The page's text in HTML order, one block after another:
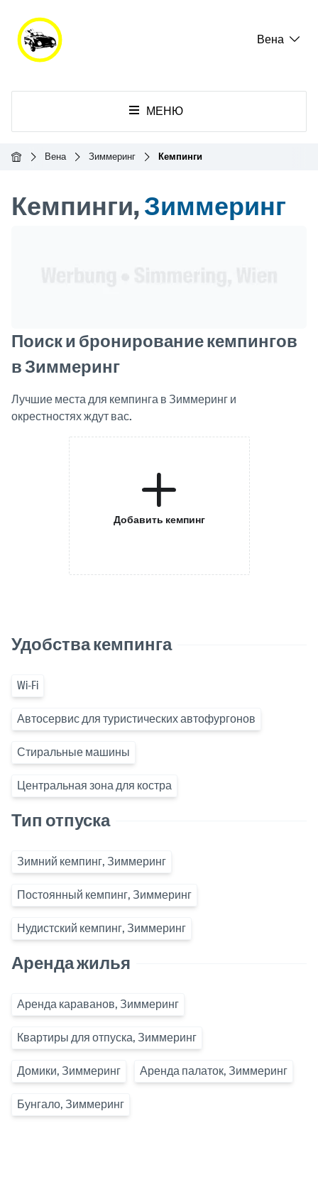
Вена
МЕНЮ
ГлавнаяВена Зиммеринг Кемпинги
Кемпинги,Зиммеринг
Поиск и бронирование кемпингов
в Зиммеринг
Лучшие места для кемпинга в Зиммеринг и
окрестностях ждут вас.
Добавить кемпинг
Удобства кемпинга
Wi-Fi
Автосервис для туристических автофургонов
Стиральные машины
Центральная зона для костра
Тип отпуска
Зимний кемпинг, Зиммеринг
Постоянный кемпинг, Зиммеринг
Нудистский кемпинг, Зиммеринг
Аренда жилья
Аренда караванов, Зиммеринг
Квартиры для отпуска, Зиммеринг
Домики, Зиммеринг Аренда палаток, Зиммеринг
Бунгало, Зиммеринг